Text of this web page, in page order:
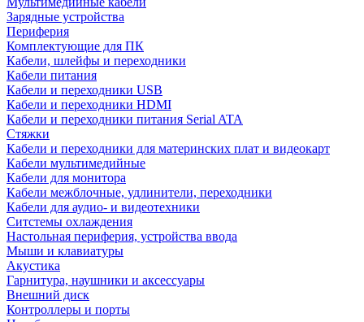
Зарядные устройства
Периферия
Комплектующие для ПК
Кабели, шлейфы и переходники
Кабели питания
Кабели и переходники USB
Кабели и переходники HDMI
Кабели и переходники питания Serial ATA
Стяжки
Кабели и переходники для материнских плат и видеокарт
Кабели мультимедийные
Кабели для монитора
Кабели межблочные, удлинители, переходники
Кабели для аудио- и видеотехники
Ситстемы охлаждения
Настольная периферия, устройства ввода
Мыши и клавиатуры
Акустика
Гарнитура, наушники и аксессуары
Внешний диск
Контроллеры и порты